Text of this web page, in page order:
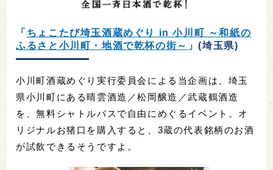
「 ちょこたび埼玉酒蔵めぐり in 小川町 ～和紙の
ふるさと小川町・地酒で乾杯の街～ 」(埼玉県)
小川町酒蔵めぐり実行委員会による当企画は、埼玉
県小川町にある晴雲酒造／松岡醸造／武蔵鶴酒造
を、無料シャトルバスで自由にめぐるイベント。オ
リジナルお猪口を購入すると、3蔵の代表銘柄のお酒
が試飲できるそうですよ。